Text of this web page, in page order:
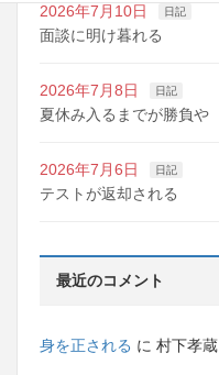
2026年7月10日 日記
面談に明け暮れる
2026年7月8日 日記
夏休み入るまでが勝負や
2026年7月6日 日記
テストが返却される
最近のコメント
身を正される に 村下孝蔵